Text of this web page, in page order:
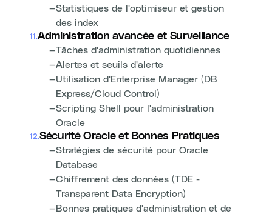
—Statistiques de l'optimiseur et gestion
des index
11 .Administration avancée et Surveillance
—Tâches d'administration quotidiennes
—Alertes et seuils d'alerte
—Utilisation d'Enterprise Manager (DB
Express/Cloud Control)
—Scripting Shell pour l'administration
Oracle
12.Sécurité Oracle et Bonnes Pratiques
—Stratégies de sécurité pour Oracle
Database
—Chiffrement des données (TDE -
Transparent Data Encryption)
—Bonnes pratiques d'administration et de